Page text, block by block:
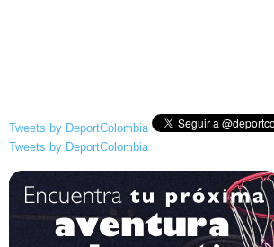
Tweets by DeportColombia
Tweets by DeportColombia